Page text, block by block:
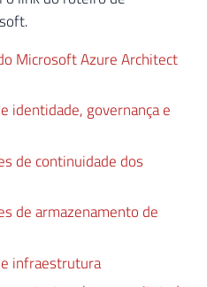
Microsoft Azure Architect
identidade, governança e
de continuidade dos
de armazenamento de
infraestrutura